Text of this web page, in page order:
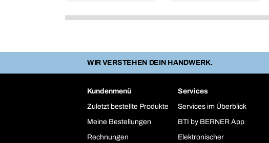
WIR VERSTEHEN DEIN HANDWERK.
Kundenmenü
Zuletzt bestellte Produkte
Meine Bestellungen
Rechnungen
Services
Services im Überblick
BTI by BERNER App
Elektronischer